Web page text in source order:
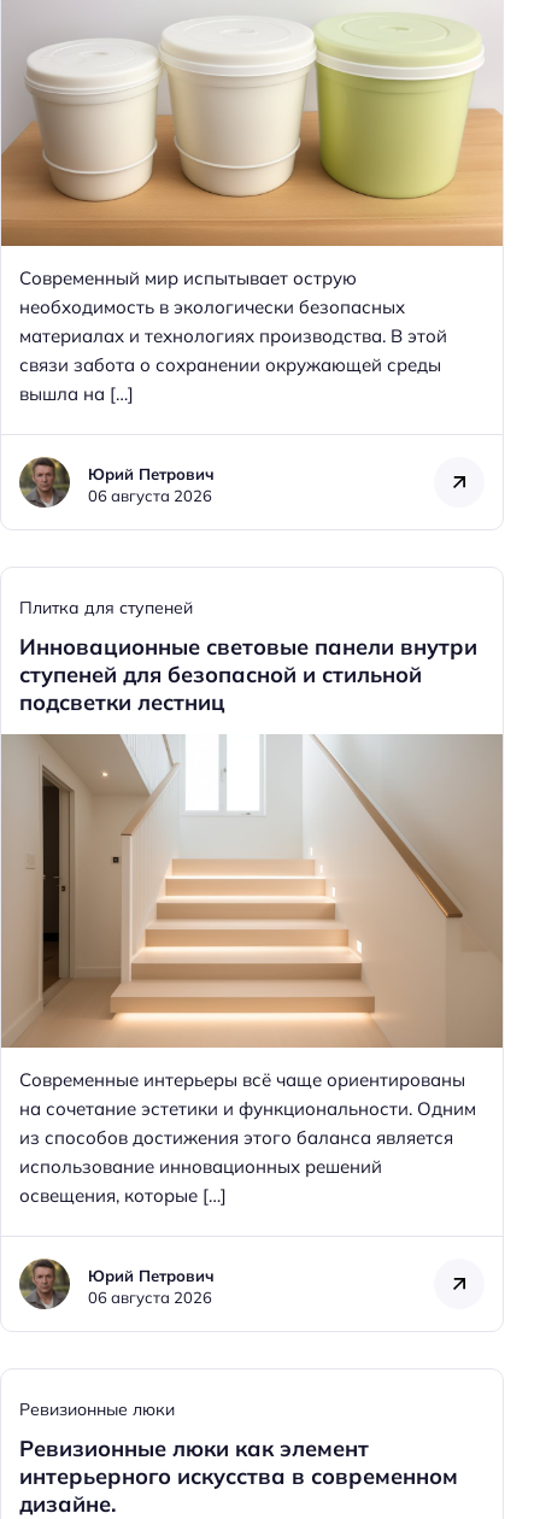
Современный мир испытывает острую
необходимость в экологически безопасных
материалах и технологиях производства. В этой
связи забота о сохранении окружающей среды
вышла на […]
Юрий Петрович
06 августа 2026
Плитка для ступеней
Инновационные световые панели внутри
ступеней для безопасной и стильной
подсветки лестниц
Современные интерьеры всё чаще ориентированы
на сочетание эстетики и функциональности. Одним
из способов достижения этого баланса является
использование инновационных решений
освещения, которые […]
Юрий Петрович
06 августа 2026
Ревизионные люки
Ревизионные люки как элемент
интерьерного искусства в современном
дизайне.
т